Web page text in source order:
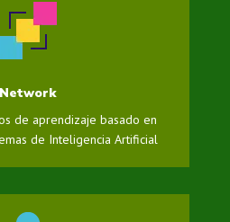
Network
de aprendizaje basado en
de Inteligencia Artificial